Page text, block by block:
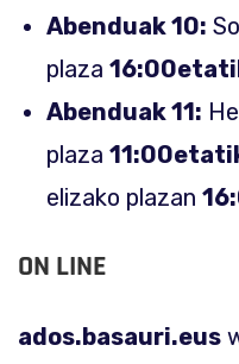
Abenduak 10:
plaza
Abenduak 11:
plaza
elizako plazan
ON LINE
ados.basauri.eus